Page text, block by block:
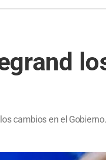
cambios en el